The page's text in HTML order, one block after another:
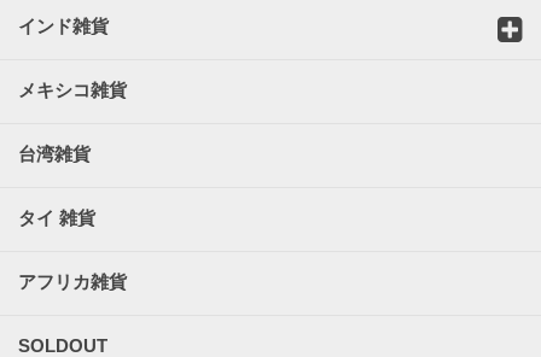
インド雑貨
メキシコ雑貨
台湾雑貨
タイ 雑貨
アフリカ雑貨
SOLDOUT